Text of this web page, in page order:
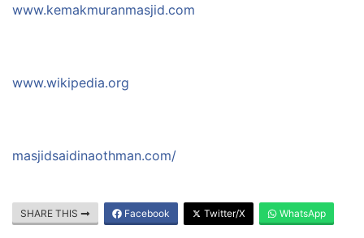
www.kemakmuranmasjid.com
www.wikipedia.org
masjidsaidinaothman.com/
SHARE THIS Facebook Twitter/X WhatsApp